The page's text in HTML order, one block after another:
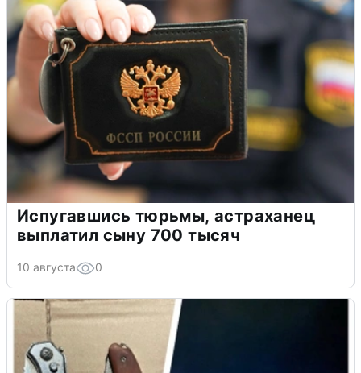
Испугавшись тюрьмы, астраханец
выплатил сыну 700 тысяч
10 августа 0